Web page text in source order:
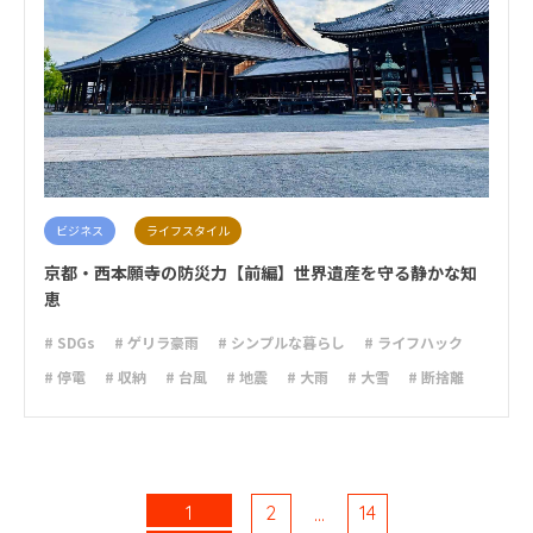
ビジネス ライフスタイル
京都・西本願寺の防災力【前編】世界遺産を守る静かな知
恵
# SDGs # ゲリラ豪雨 # シンプルな暮らし
# ライフハック
# 停電
# 収納 # 台風 # 地震 # 大雨 # 大雪
# 断捨離
1 2 … 14